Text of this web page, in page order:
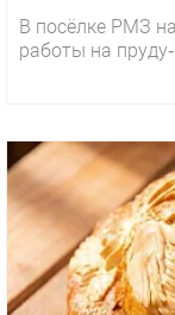
В посёлке РМЗ
работы на